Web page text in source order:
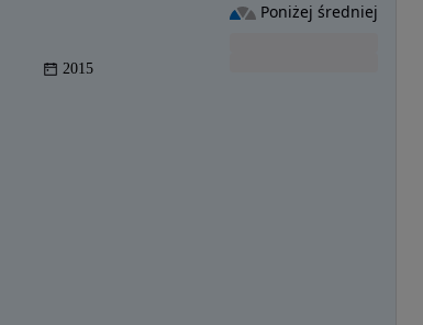
2015
Poniżej średniej